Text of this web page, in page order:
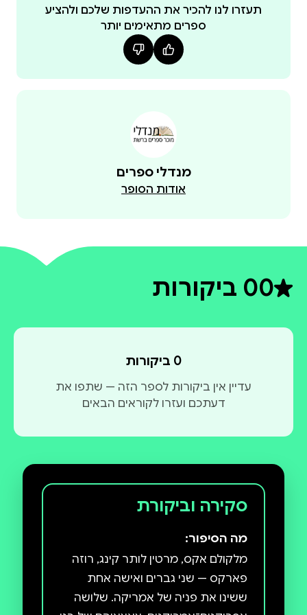
הספינקס ומשמעות החיים על פי איינשטיין.
תעזרו לנו להכיר את ההעדפות שלכם ולהציע
ספרים מתאימים יותר
מנדלי ספרים
אודות הסופר
0דירוג ממוצע 0 מתוך 5
0 ביקורות
0 ביקורות
עדיין אין ביקורות לספר הזה — שתפו את
דעתכם ועזרו לקוראים הבאים
סקירה וביקורת
מה הסיפור:
מלקולם אקס, מרטין לותר קינג, רוזה
פארקס — שני גברים ואישה אחת
ששינו את פניה של אמריקה. שלושה